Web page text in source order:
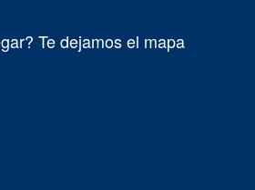
Te dejamos el mapa